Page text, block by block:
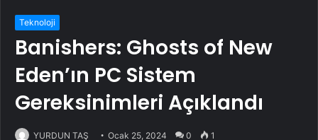
Teknoloji
Banishers: Ghosts of New
Eden’ın PC Sistem
Gereksinimleri Açıklandı
YURDUN TAŞ Ocak 25, 2024 0 1